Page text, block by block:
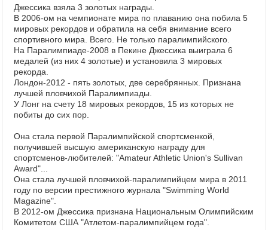
Джессика взяла 3 золотых награды.
В 2006-ом на чемпионате мира по плаванию она побила 5
мировых рекордов и обратила на себя внимание всего
спортивного мира. Всего. Не только паралимпийского.
На Паралимпиаде-2008 в Пекине Джессика выиграла 6
медалей (из них 4 золотые) и установила 3 мировых
рекорда.
Лондон-2012 - пять золотых, две серебрянных. Признана
лучшей пловчихой Паралимпиады.
У Лонг на счету 18 мировых рекордов, 15 из которых не
побиты до сих пор.
Она стала первой Паралимпийской спортсменкой,
получившей высшую американскую награду для
спортсменов-любителей: "Amateur Athletic Union's Sullivan
Award"...
Она стала лучшей пловчихой-паралимпийцем мира в 2011
году по версии престижного журнала "Swimming World
Magazine".
В 2012-ом Джессика признана Национальным Олимпийским
Комитетом США "Атлетом-паралимпийцем года".